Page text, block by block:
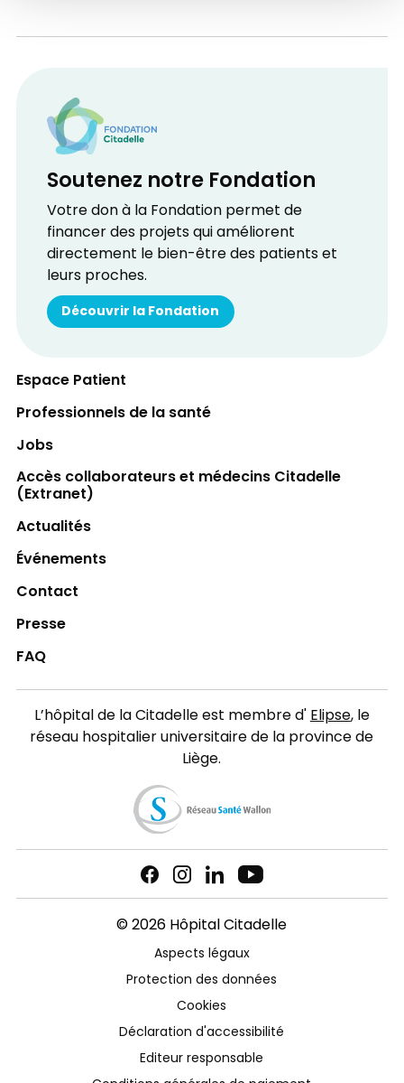
Soutenez notre Fondation
Votre don à la Fondation permet de
financer des projets qui améliorent
directement le bien-être des patients et
leurs proches.
Découvrir la Fondation
Espace Patient
Professionnels de la santé
Jobs
Accès collaborateurs et médecins Citadelle
(Extranet)
Actualités
Événements
Contact
Presse
FAQ
L’hôpital de la Citadelle est membre d'Elipse, le
réseau hospitalier universitaire de la province de
Liège.
© 2026 Hôpital Citadelle
Aspects légaux
Protection des données
Cookies
Déclaration d'accessibilité
Editeur responsable